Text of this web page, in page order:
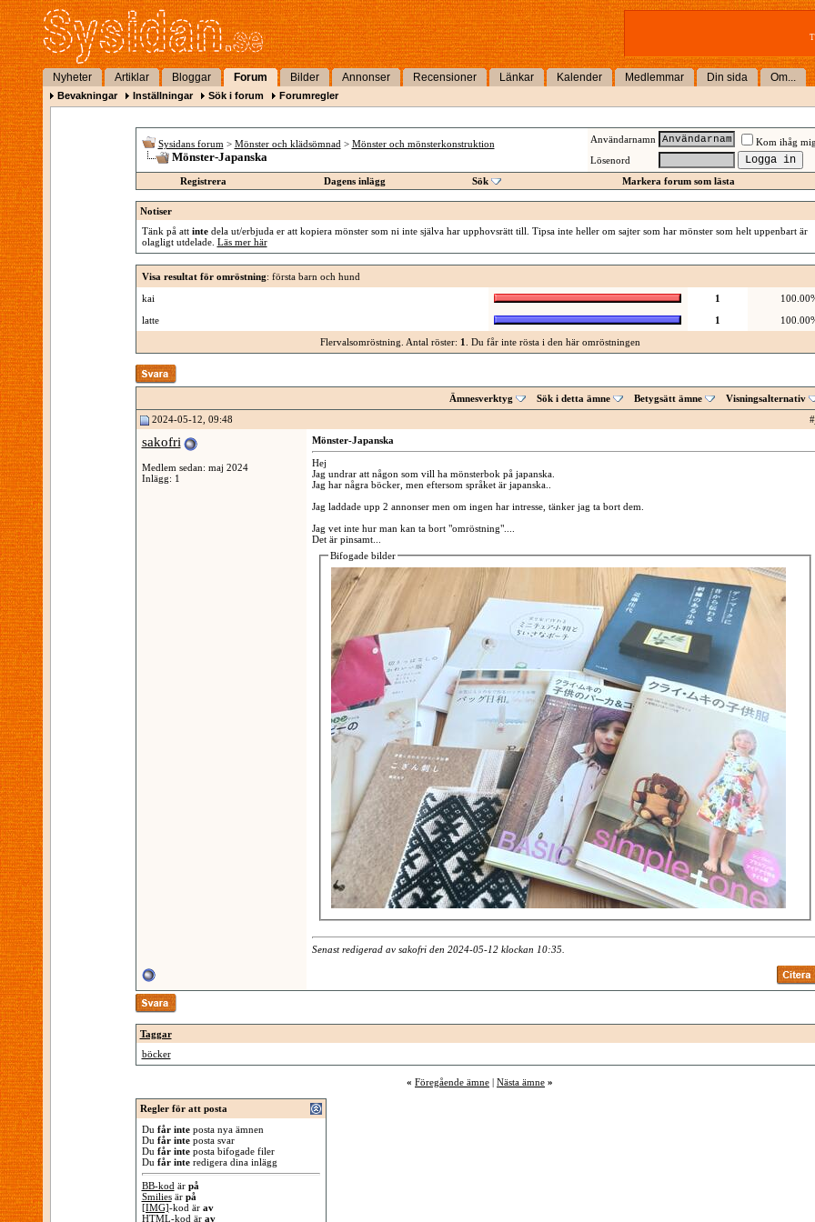
Nyheter Artiklar Bloggar Forum Bilder Annonser Recensioner Länkar Kalender Medlemmar Din sida Om...
Bevakningar Inställningar Sök i forum Forumregler
Sysidans forum > Mönster och klädsömnad > Mönster och mönsterkonstruktion
Mönster-Japanska
Användarnamn
Kom ihåg
Lösenord
Registrera
Dagens inlägg Sök Markera forum som lästa
Notiser
Tänk på att intedela ut/erbjuda er att kopiera mönster som ni inte själva har upphovsrätt till. Tipsa inte heller om sajter som har mönster som helt uppenbart är
olagligt utdelade. Läs mer här
Visa resultat för omröstning: första barn och hund
kai
1
latte
1
Flervalsomröstning. Antal röster: 1 . Du får inte rösta i den här omröstningen
Ämnesverktyg Sök i detta ämne Betygsätt ämne
Visningsalternativ
2024-05-12, 09:48
#
sakofri
Medlem sedan: maj 2024
Inlägg: 1
Mönster-Japanska
Hej
Jag undrar att någon som vill ha mönsterbok på japanska.
Jag har några böcker, men eftersom språket är japanska..
Jag laddade upp 2 annonser men om ingen har intresse, tänker jag ta bort dem.
Jag vet inte hur man kan ta bort "omröstning"....
Det är pinsamt...
Bifogade bilder
Senast redigerad av sakofri den 2024-05-12 klockan 10:35
Taggar
böcker
« Föregående ämne | Nästa ämne »
Regler för att posta
Du får inteposta nya ämnen
Du får inteposta svar
Du får inteposta bifogade filer
Du får interedigera dina inlägg
BB-kod är på
Smiliesär på
[IMG]-kod är av
HTML-kod är av